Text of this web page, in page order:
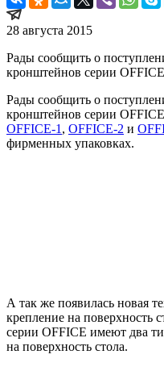
28 августа 2015
Рады сообщить о
кронштейнов серии
Рады сообщить о
кронштейнов серии
OFFICE-1 , OFFICE-2 и
фирменных упаковках.
А так же появилась новая
крепление на поверхность
серии OFFICE имеют два
на поверхность стола.